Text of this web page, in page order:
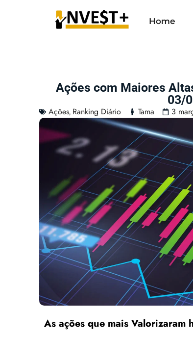
Home
Ações com Maiores
03/
Ações, Ranking Diário Tama 3
As ações que mais Valorizaram